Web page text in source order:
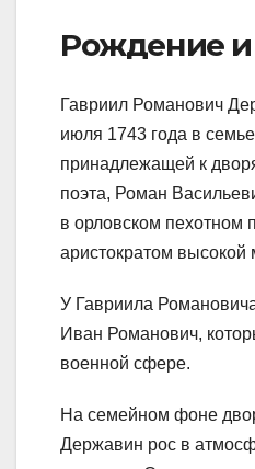
Рождение и
Гавриил Романович
июля 1743 года в
принадлежащей к
поэта, Роман
в орловском пехотном
аристократом высокой
У Гавриила
Иван Романович,
военной сфере.
На семейном фоне
Державин рос в